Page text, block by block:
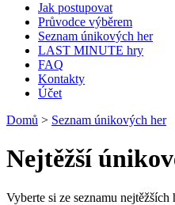
Jak postupovat
Průvodce výběrem
Seznam únikových her
LAST MINUTE hry
FAQ
Kontakty
Účet
Domů > Seznam únikových her
Nejtěžší
Vyberte si ze seznamu